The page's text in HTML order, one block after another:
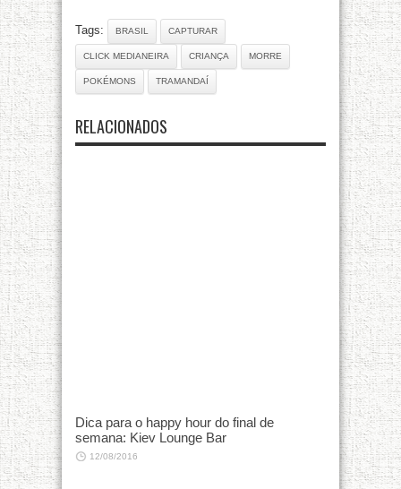
Tags: BRASIL CAPTURAR
CLICK MEDIANEIRA CRIANÇA MORRE
POKÉMONS TRAMANDAÍ
RELACIONADOS
Dica para o happy hour do final de
semana: Kiev Lounge Bar
12/08/2016